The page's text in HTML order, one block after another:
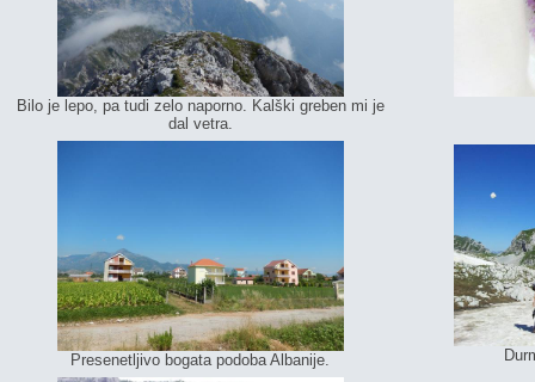
Bilo je lepo, pa tudi zelo naporno. Kalški greben mi je
dal vetra.
Presenetljivo bogata podoba Albanije.